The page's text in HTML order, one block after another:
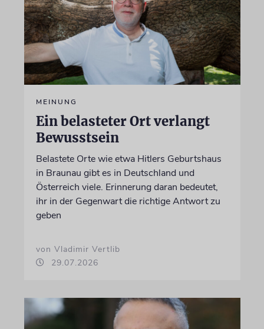
MEINUNG
Ein belasteter Ort verlangt
Bewusstsein
Belastete Orte wie etwa Hitlers Geburtshaus
in Braunau gibt es in Deutschland und
Österreich viele. Erinnerung daran bedeutet,
ihr in der Gegenwart die richtige Antwort zu
geben
von Vladimir Vertlib
29.07.2026